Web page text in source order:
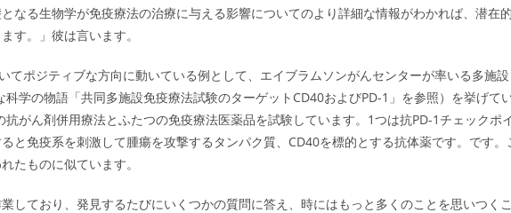
なる生物学が免疫療法の治療に与える影響についてのより詳細な情報がわかれば、潜在的
す。」彼は言います。
てポジティブな方向に動いている例として、エイブラムソンがんセンターが率いる多施設
学の物語「共同多施設免疫療法試験のターゲットCD40およびPD-1」を参照）を挙げて
がん剤併用療法とふたつの免疫療法医薬品を試験しています。1つは抗PD-1チェックポ
と免疫系を刺激して腫瘍を攻撃するタンパク質、CD40を標的とする抗体薬です。です。
たものに似ています。
しており、発見するたびにいくつかの質問に答え、時にはもっと多くのことを思いつくこ